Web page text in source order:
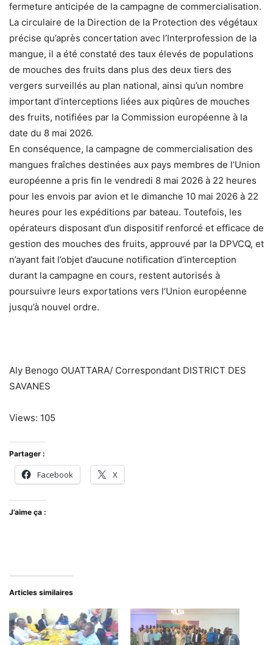
fermeture anticipée de la campagne de commercialisation.
La circulaire de la Direction de la Protection des végétaux
précise qu’après concertation avec l’Interprofession de la
mangue, il a été constaté des taux élevés de populations
de mouches des fruits dans plus des deux tiers des
vergers surveillés au plan national, ainsi qu’un nombre
important d’interceptions liées aux piqûres de mouches
des fruits, notifiées par la Commission européenne à la
date du 8 mai 2026.
En conséquence, la campagne de commercialisation des
mangues fraîches destinées aux pays membres de l’Union
européenne a pris fin le vendredi 8 mai 2026 à 22 heures
pour les envois par avion et le dimanche 10 mai 2026 à 22
heures pour les expéditions par bateau. Toutefois, les
opérateurs disposant d’un dispositif renforcé et efficace de
gestion des mouches des fruits, approuvé par la DPVCQ, et
n’ayant fait l’objet d’aucune notification d’interception
durant la campagne en cours, restent autorisés à
poursuivre leurs exportations vers l’Union européenne
jusqu’à nouvel ordre.
Aly Benogo OUATTARA/ Correspondant DISTRICT DES
SAVANES
Views: 105
Partager :
Facebook X
J’aime ça :
Articles similaires